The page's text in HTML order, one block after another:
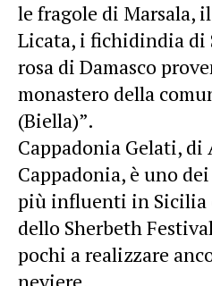
le fragole di Marsala,
Licata, i fichidindia di
rosa di Damasco
monastero della
(Biella)”.
Cappadonia Gelati,
Cappadonia, è uno
più influenti in Sicilia
dello Sherbeth
pochi a realizzare